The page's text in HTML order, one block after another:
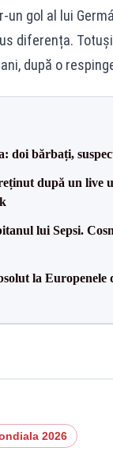
gol al lui
diferența.
după o
doi bărbați,
după un live
lui Sepsi.
la
2026